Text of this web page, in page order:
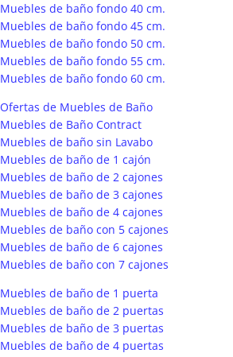
Muebles de baño fondo 40 cm.
Muebles de baño fondo 45 cm.
Muebles de baño fondo 50 cm.
Muebles de baño fondo 55 cm.
Muebles de baño fondo 60 cm.
Ofertas de Muebles de Baño
Muebles de Baño Contract
Muebles de baño sin Lavabo
Muebles de baño de 1 cajón
Muebles de baño de 2 cajones
Muebles de baño de 3 cajones
Muebles de baño de 4 cajones
Muebles de baño con 5 cajones
Muebles de baño de 6 cajones
Muebles de baño con 7 cajones
Muebles de baño de 1 puerta
Muebles de baño de 2 puertas
Muebles de baño de 3 puertas
Muebles de baño de 4 puertas